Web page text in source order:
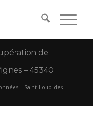
de
– 45340
– Saint-Loup-des-